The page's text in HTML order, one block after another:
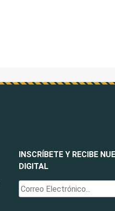
INSCRÍBETE Y RECIBE
DIGITAL